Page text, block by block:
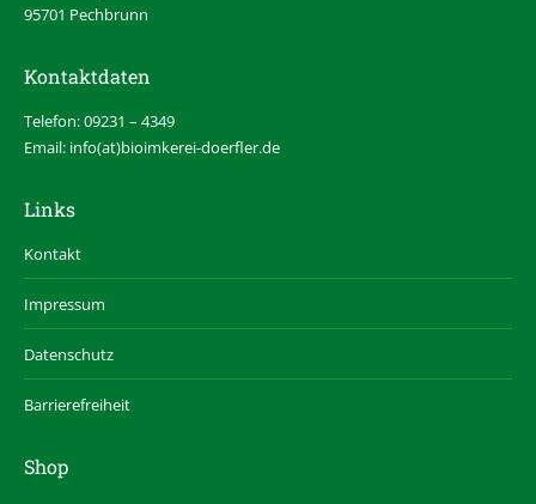
95701 Pechbrunn
Kontaktdaten
Telefon: 09231 – 4349
Email: info(at)bioimkerei-doerfler.de
Links
Kontakt
Impressum
Datenschutz
Barrierefreiheit
Shop